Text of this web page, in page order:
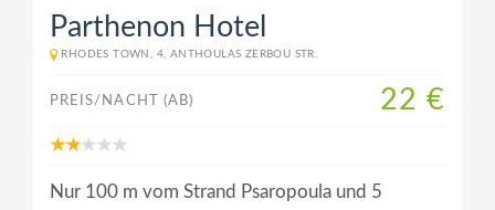
Parthenon Hotel
RHODES TOWN, 4, ANTHOULAS ZERBOU STR.
PREIS/NACHT (AB) 22 €
Nur 100 m vom Strand Psaropoula und 5